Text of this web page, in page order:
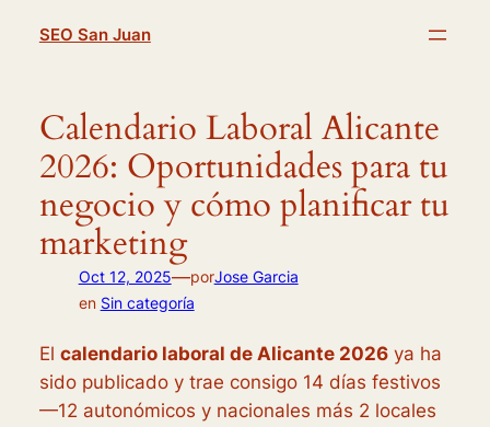
SEO San Juan
Calendario Laboral Alicante
2026: Oportunidades para tu
negocio y cómo planificar tu
marketing
Oct 12, 2025—porJose Garcia
en Sin categoría
El calendario laboral de Alicante 2026ya ha
sido publicado y trae consigo 14 días festivos
—12 autonómicos y nacionales más 2 locales